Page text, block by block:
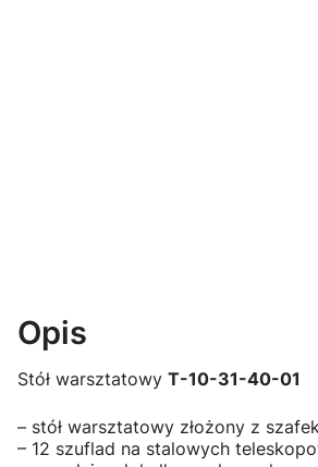
Opis
Stół warsztatowy T-10-31-40-01
– stół warsztatowy złożony z
– 12 szuflad na stalowych